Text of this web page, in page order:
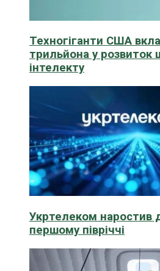
Техногіганти США
трильйона у розвиток
інтелекту
Укртелеком наростив
першому півріччі